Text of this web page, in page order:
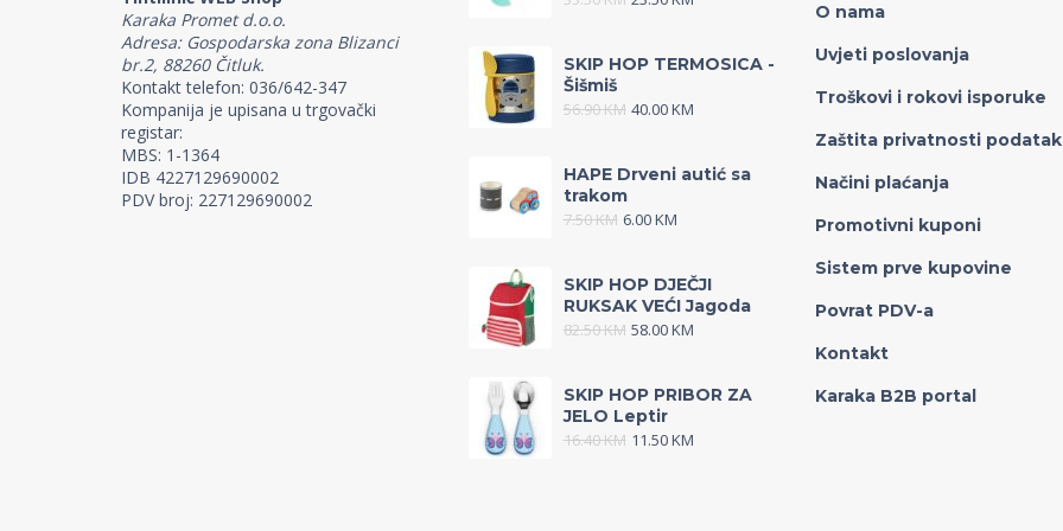
Karaka Promet d.o.o.
Adresa: Gospodarska zona Blizanci
br.2, 88260 Čitluk.
Kontakt telefon: 036/642-347
Kompanija je upisana u trgovački
registar:
MBS: 1-1364
IDB 4227129690002
PDV broj: 227129690002
SKIP HOP TERMOSICA -
Šišmiš
56.90KM 40.00KM
HAPE Drveni autić sa
trakom
7.50KM 6.00KM
SKIP HOP DJEČJI
RUKSAK VEĆI Jagoda
82.50KM 58.00KM
SKIP HOP PRIBOR ZA
JELO Leptir
16.40KM 11.50KM
O nama
Uvjeti poslovanja
Troškovi i rokovi isporuke
Zaštita privatnosti
Načini plaćanja
Promotivni kuponi
Sistem prve kupovine
Povrat PDV-a
Kontakt
Karaka B2B portal